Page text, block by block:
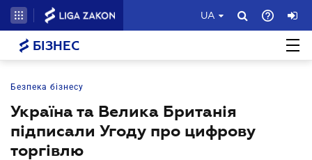
UA
БІЗНЕС
Безпека бізнесу
Україна та Велика Британія
підписали Угоду про цифрову
торгівлю